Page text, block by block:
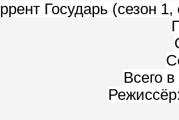
Государь (сезон
Всего